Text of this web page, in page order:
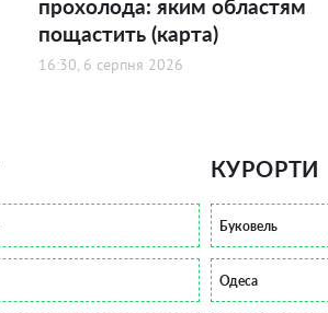
прохолода: яким областям
пощастить (карта)
16:30, 6 серпня 2026
КУРОРТИ
Буковель
Одеса